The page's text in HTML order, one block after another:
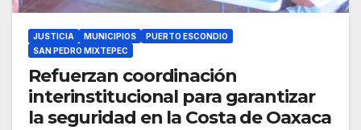
JUSTICIA MUNICIPIOS
PUERTO ESCONDIO
SAN PEDRO MIXTEPEC
Refuerzan coordinación
interinstitucional para garantizar
la seguridad en la Costa de Oaxaca